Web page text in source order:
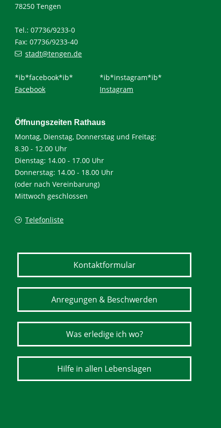
78250 Tengen
Tel.: 07736/9233-0
Fax: 07736/9233-40
stadt@tengen.de
*ib*facebook*ib*
Facebook
*ib*instagram*ib*
Instagram
Öffnungszeiten Rathaus
Montag, Dienstag, Donnerstag und Freitag:
8.30 - 12.00 Uhr
Dienstag: 14.00 - 17.00 Uhr
Donnerstag: 14.00 - 18.00 Uhr
(oder nach Vereinbarung)
Mittwoch geschlossen
Telefonliste
Kontaktformular
Anregungen & Beschwerden
Was erledige ich wo?
Hilfe in allen Lebenslagen